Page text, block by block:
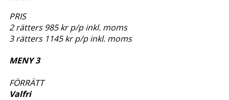
PRIS
2 rätters 985 kr p/p inkl. moms
3 rätters 1145 kr p/p inkl. moms
MENY 3
FÖRRÄTT
Valfri